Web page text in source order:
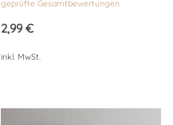
mit
von 5
geprüfte Gesamtbewertungen
2,99€
inkl. MwSt.